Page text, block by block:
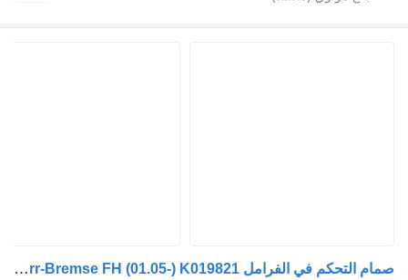
صمام التحكم في الفرامل Knorr-Bremse FH (01.05-) K019821 لـ السيارات القاطرة Volvo FH12, FH16, NH12, FH, VNL780 (1993-2014)